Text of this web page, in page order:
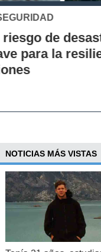
UC
Los 70 años
la UC: Conoce
al desarrollo
NOTICIAS MÁS VISTAS